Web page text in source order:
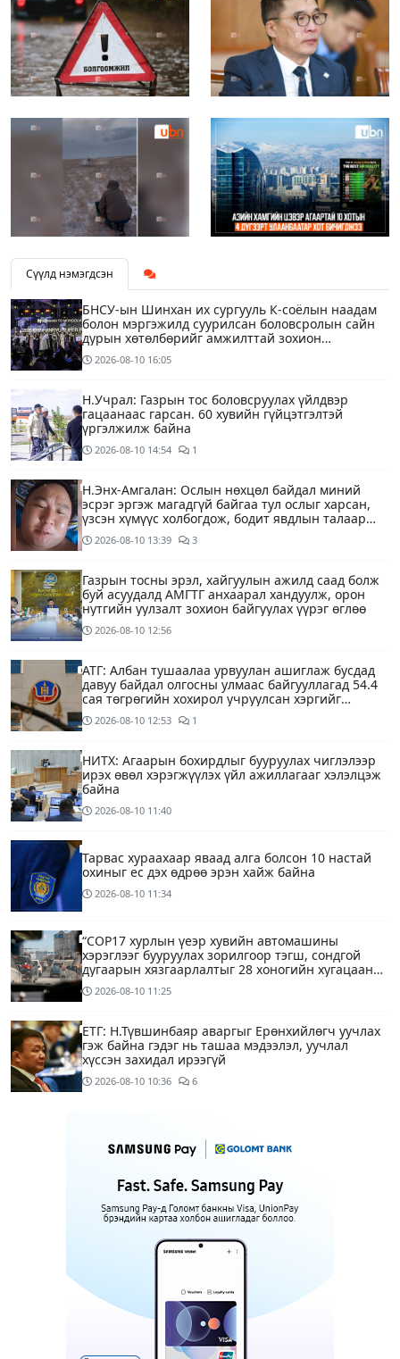
Сүүлд нэмэгдсэн
БНСУ-ын Шинхан их сургууль К-соёлын наадам
болон мэргэжилд суурилсан боловсролын сайн
дурын хөтөлбөрийг амжилттай зохион
байгууллаа
2026-08-10 16:05
Н.Учрал: Газрын тос боловсруулах үйлдвэр
гацаанаас гарсан. 60 хувийн гүйцэтгэлтэй
үргэлжилж байна
2026-08-10 14:54 1
Н.Энх-Амгалан: Ослын нөхцөл байдал миний
эсрэг эргэж магадгүй байгаа тул ослыг харсан,
үзсэн хүмүүс холбогдож, бодит явдлын талаар
ярьж өгч тусална уу
2026-08-10 13:39 3
Газрын тосны эрэл, хайгуулын ажилд саад болж
буй асуудалд АМГТГ анхаарал хандуулж, орон
нутгийн уулзалт зохион байгуулах үүрэг өглөө
2026-08-10 12:56
АТГ: Албан тушаалаа урвуулан ашиглаж бусдад
давуу байдал олгосны улмаас байгууллагад 54.4
сая төгрөгийн хохирол учруулсан хэргийг
прокурорт шилжүүллээ
2026-08-10 12:53 1
НИТХ: Агаарын бохирдлыг бууруулах чиглэлээр
ирэх өвөл хэрэгжүүлэх үйл ажиллагааг хэлэлцэж
байна
2026-08-10 11:40
Тарвас хураахаар яваад алга болсон 10 настай
охиныг ес дэх өдрөө эрэн хайж байна
2026-08-10 11:34
“COP17 хурлын үеэр хувийн автомашины
хэрэглээг бууруулах зорилгоор тэгш, сондгой
дугаарын хязгаарлалтыг 28 хоногийн хугацаанд
хийнэ“
2026-08-10 11:25
ЕТГ: Н.Түвшинбаяр аваргыг Ерөнхийлөгч уучлах
гэж байна гэдэг нь ташаа мэдээлэл, уучлал
хүссэн захидал ирээгүй
2026-08-10 10:36 6
хязгаарлалтаар хөдөлгөөнд оролцоно
Нийслэлийн цэцэрлэгийн цахим бүртгэл эхэллээ
09:20 1
Хүүхдээ цэцэрлэгт бүртгүүлэхдээ юуг анхаарах вэ
15 цагийн өмнө